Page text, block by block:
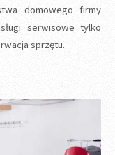
domowego firmy
serwisowe tylko
sprzętu.